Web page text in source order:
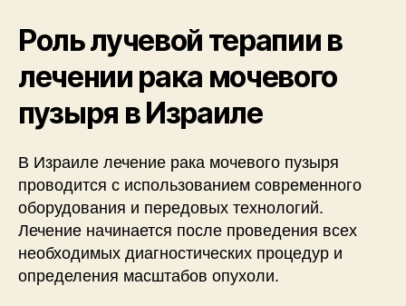
Роль лучевой терапии в
лечении рака мочевого
пузыря в Израиле
В Израиле лечение рака мочевого пузыря
проводится с использованием современного
оборудования и передовых технологий.
Лечение начинается после проведения всех
необходимых диагностических процедур и
определения масштабов опухоли.